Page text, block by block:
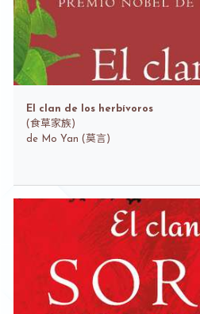
El clan de los herbívoros
(食草家族)
de Mo Yan (莫言)